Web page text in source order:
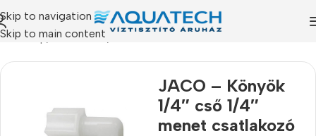
Skip to navigation
Skip to main content
Kezdőlap/Termékeink
JACO – Könyök
1/4″ cső 1/4″
menet csatlakozó